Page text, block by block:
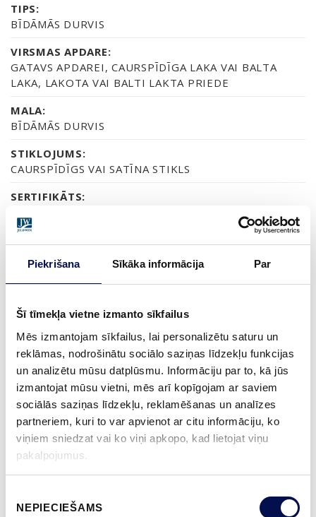
Piekrišana Sīkāka informācija Par
Šī tīmekļa vietne izmanto sīkfailus
Mēs izmantojam sīkfailus, lai personalizētu saturu un
reklāmas, nodrošinātu sociālo saziņas līdzekļu funkcijas
un analizētu mūsu datplūsmu. Informāciju par to, kā jūs
izmantojat mūsu vietni, mēs arī kopīgojam ar saviem
sociālās saziņas līdzekļu, reklamēšanas un analīzes
partneriem, kuri to var apvienot ar citu informāciju, ko
viņiem sniedzat vai ko viņi apkopo, kad lietojat viņu
pakalpojumus.
izvēle
NEPIECIEŠAMS
TIPS:
BĪDĀMĀS DURVIS
VIRSMAS APDARE:
GATAVS APDAREI, CAURSPĪDĪGA LAKA VAI BALTA
LAKA, LAKOTA VAI BALTI LAKTA PRIEDE
MALA:
BĪDĀMĀS DURVIS
STIKLOJUMS:
CAURSPĪDĪGS VAI SATĪNA STIKLS
SERTIFIKĀTS:
APDARE (3)
NEAPSTRĀDĀTA
LAKOTA BALTI LAKOTA
IZMĒRS
KUR IEGĀDĀTIES